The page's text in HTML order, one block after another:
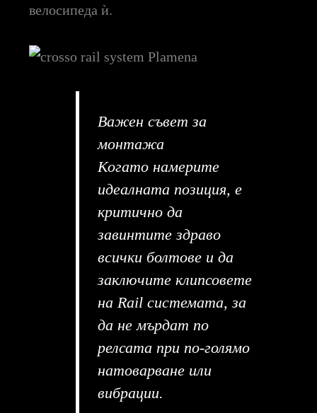
велосипеда ѝ.
Важен съвет за
монтажа
Когато намерите
идеалната позиция, е
критично да
завинтите здраво
всички болтове и да
заключите клипсовете
на Rail системата, за
да не мърдат по
релсата при по-голямо
натоварване или
вибрации.